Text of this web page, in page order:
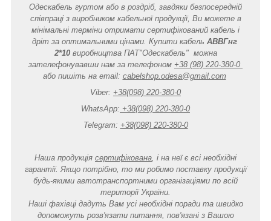
Одескабель гуртом або в роздріб, завдяки безпосередній
співпраці з виробником кабельної продукції, Ви можете в
мінімальні терміни отримати сертифікований кабель і
дріт за оптимальними цінами. Купити кабель АВВГнг
2*10 виробництва ПАТ"Одескабель" можна
зателефонувавши нам за телефоном +38 (98) 220-380-0
або пишіть на email: cabelshop.odesa@gmail.com
Viber: +38(098) 220-380-0
WhatsApp: +38(098) 220-380-0
Telegram: +38(098) 220-380-0
Наша продукція сертифікована, і на неї є всі необхідні
гарантії. Якщо потрібно, то ми робимо поставку продукції
будь-якими автотранспортними організаціями по всій
території України.
Наші фахівці дадуть Вам усі необхідні поради та швидко
допоможуть розв'язати питання, пов'язані з Вашою